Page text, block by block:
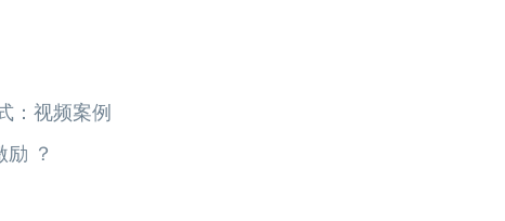
：视频案例
？